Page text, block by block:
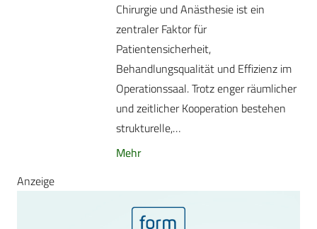
Chirurgie und Anästhesie ist ein
zentraler Faktor für
Patientensicherheit,
Behandlungsqualität und Effizienz im
Operationssaal. Trotz enger räumlicher
und zeitlicher Kooperation bestehen
strukturelle,…
Mehr
Anzeige